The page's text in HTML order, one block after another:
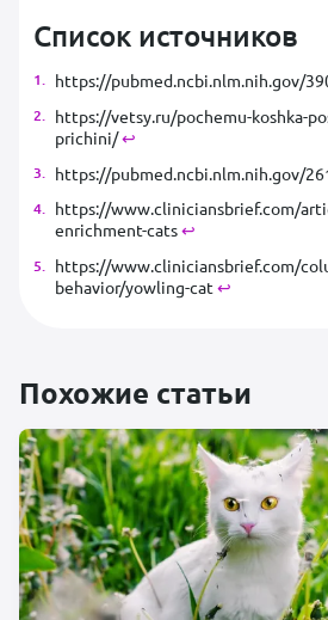
Список источников
https://pubmed.ncbi.nlm.nih.gov/
https://vetsy.ru/pochemu-koshka-
prichini/↩︎
https://pubmed.ncbi.nlm.nih.gov/
https://www.cliniciansbrief.com/
enrichment-cats↩︎
https://www.cliniciansbrief.com/
behavior/yowling-cat ↩︎
Похожие статьи